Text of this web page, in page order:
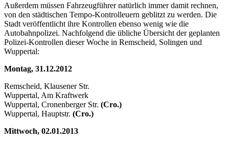
Außerdem müssen Fahrzeugführer natürlich immer damit rechnen,
von den städtischen Tempo-Kontrolleuern geblitzt zu werden. Die
Stadt veröffentlicht ihre Kontrollen ebenso wenig wie die
Autobahnpolizei. Nachfolgend die übliche Übersicht der geplanten
Polizei-Kontrollen dieser Woche in Remscheid, Solingen und
Wuppertal:
Montag, 31.12.2012
Remscheid, Klausener Str.
Wuppertal, Am Kraftwerk
Wuppertal, Cronenberger Str. (Cro.)
Wuppertal, Hauptstr. (Cro.)
Mittwoch, 02.01.2013